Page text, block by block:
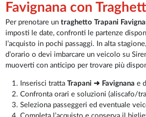
Favignana con
Per prenotare untraghetto Trapani
imposti le date, confronti le partenze
l’acquisto in pochi passaggi. In alta
d’orario o devi imbarcare un veicolo su
muoverti con anticipo per trovare più
Inserisci trattaTrapani ➜ Favignana e
Confronta orari e soluzioni (aliscafo/
Seleziona passeggeri ed eventuale